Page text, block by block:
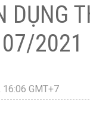
DỤNG
07/2021
GMT+7